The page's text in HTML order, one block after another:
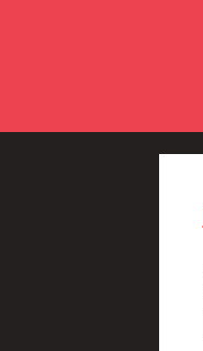
conteúdo